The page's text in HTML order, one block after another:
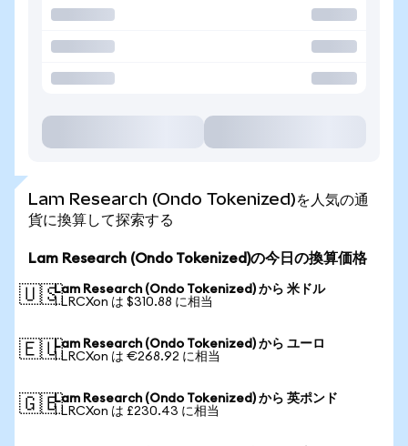
Lam Research (Ondo Tokenized)を人気の通
貨に換算して探索する
Lam Research (Ondo Tokenized)の今日の換算価格
🇺🇸Lam Research (Ondo Tokenized) から 米ドル
1 LRCXon は $310.88 に相当
🇪🇺Lam Research (Ondo Tokenized) から ユーロ
1 LRCXon は €268.92 に相当
🇬🇧Lam Research (Ondo Tokenized) から 英ポンド
1 LRCXon は £230.43 に相当